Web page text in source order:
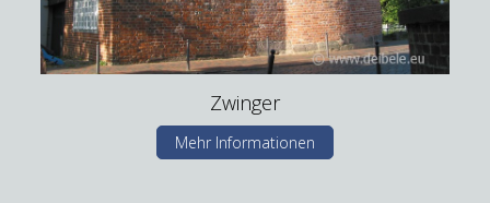
Zwinger
Mehr Informationen